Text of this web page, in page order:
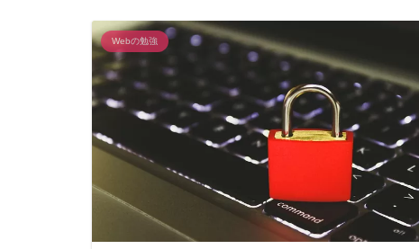
Webの勉強